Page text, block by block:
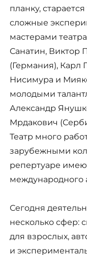
планку,
сложные
мастерами
Санатин, Виктор
(Германия), Карл
Нисимура и
молодыми
Александр
Мрдакович
Театр много
зарубежными
репертуаре
международного
Сегодня
несколько сфер:
для взрослых,
и